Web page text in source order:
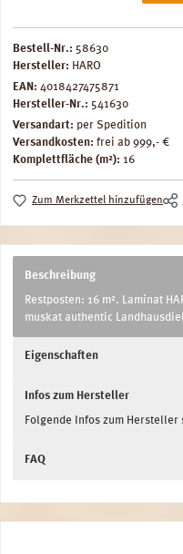
Bestell-Nr.: 58630
Hersteller: HARO
EAN: 4018427475871
Hersteller-Nr.: 541630
Versandart: per Spedition
Versandkosten: frei ab 999,- €
Komplettfläche (m²): 16
Zum Merkzettel hinzufügen
Beschreibung
Restposten: 16 m². Laminat
muskat authentic
Eigenschaften
Infos zum Hersteller
Folgende Infos zum
FAQ